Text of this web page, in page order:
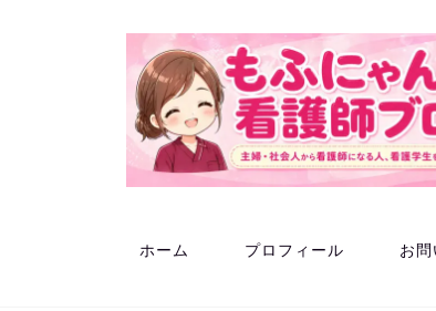
ホーム プロフィール お